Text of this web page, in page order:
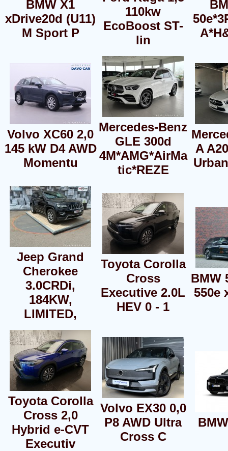
BMW X1
xDrive20d (U11)
M Sport P
110kw
EcoBoost ST-
lin
Volvo XC60 2,0
145 kW D4 AWD
Momentu
Mercedes-Benz
GLE 300d
4M*AMG*AirMa
tic*REZE
A
Jeep Grand
Cherokee
3.0CRDi,
184KW,
LIMITED,
Toyota Corolla
Cross
Executive 2.0L
HEV 0 - 1
BMW
550e
Toyota Corolla
Cross 2,0
Hybrid e-CVT
Executiv
Volvo EX30 0,0
P8 AWD Ultra
Cross C